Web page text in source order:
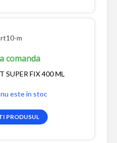
comanda
SUPER FIX 400 ML
este in stoc
PRODUSUL